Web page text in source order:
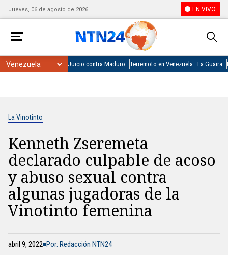
Jueves, 06 de agosto de 2026 EN VIVO
Juicio contra Maduro Terremoto en Venezuela La Guaira
La Vinotinto
Kenneth Zseremeta
declarado culpable de acoso
y abuso sexual contra
algunas jugadoras de la
Vinotinto femenina
abril 9, 2022 Por: Redacción NTN24